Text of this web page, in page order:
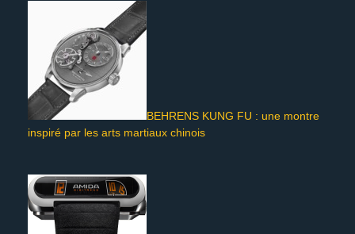
BEHRENS KUNG FU : une montre
inspiré par les arts martiaux chinois